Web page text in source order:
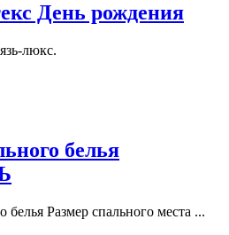
День рождения
люкс.
белья
белья Размер спального места ...